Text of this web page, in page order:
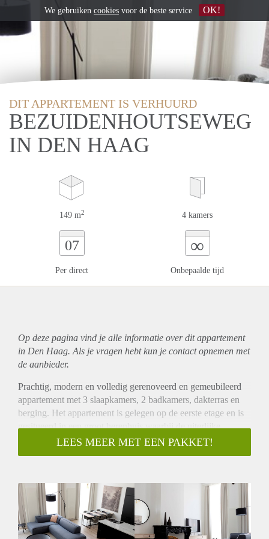
DIT APPARTEMENT IS VERHUURD
BEZUIDENHOUTSEWEG
IN DEN HAAG
149 m2 4 kamers
07
Per direct
∞
Onbepaalde tijd
Op deze pagina vind je alle informatie over ditappartement
in Den Haag. Als je vragen hebt kun je contact opnemen met
de aanbieder.
Prachtig, modern en volledig gerenoveerd en gemeubileerd
appartement met 3 slaapkamers, 2 badkamers, dakterras en
berging. Het appartement is gelegen op de eerste etage en is
gesitueerd in een groot herenhuis waarbij de uiterlijke
stijlkenmerken in stand zijn gebleven.
De woning heeft een zeer centrale ligging met het Centraal
Bezuidenhout is een dichtbevolkte, maar toch rustige jaren
’30 wijk met veel typische Haagse portiekwoningen en flats.
Vanuit de wijk steek je via het Centraal station direct door
naar de binnenstad. Wil je liever even ontsnappen aan de
LEES MEER MET EEN PAKKET!
We gebruiken cookies voor de beste service OK!